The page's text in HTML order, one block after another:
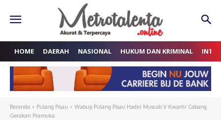
HOME DAERAH NASIONAL HUKUM DAN KRIMINAL
Beranda Pulang Pisau
Wabup Pulang Pisau Hadiri Muscab V Kwartir Cabang
Gerakan Pramuka